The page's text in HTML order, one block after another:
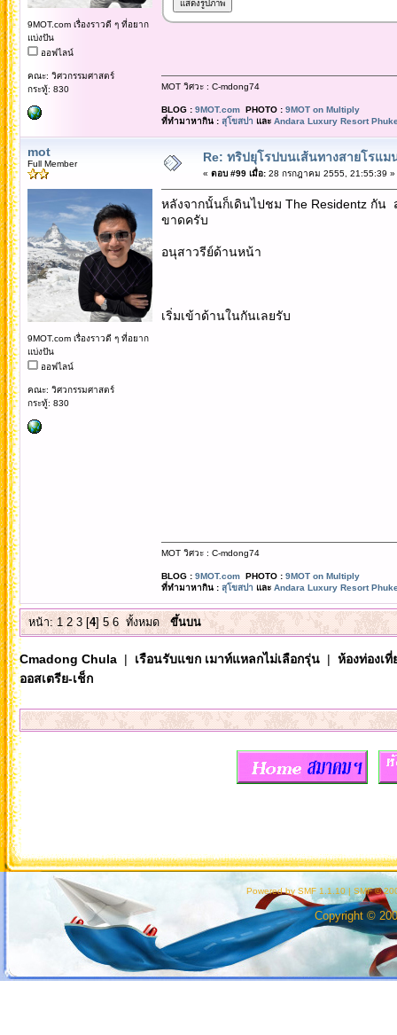
9MOT.com เรื่องราวดี ๆ ที่อยาก
แบ่งปัน
ออฟไลน์
คณะ: วิศวกรรมศาสตร์
กระทู้: 830
MOT วิศวะ : C-mdong74
BLOG : 9MOT.comPHOTO : 9MOT on Multiply
ที่ทำมาหากิน : สุโขสปา และ Andara Luxury Resort
mot
Full Member
9MOT.com เรื่องราวดี ๆ ที่อยาก
แบ่งปัน
ออฟไลน์
คณะ: วิศวกรรมศาสตร์
กระทู้: 830
Re: ทริปยุโรปบนเส้นทางสายโรแม
« ตอบ #99 เมื่อ:28 กรกฎาคม 2555, 21:55:39 »
หลังจากนั้นก็เดินไปชม The Residentz กั
ขาดครับ
อนุสาวรีย์ด้านหน้า
เริ่มเข้าด้านในกันเลยรับ
MOT วิศวะ : C-mdong74
BLOG : 9MOT.comPHOTO : 9MOT on Multiply
ที่ทำมาหากิน : สุโขสปา และ Andara Luxury Resort
หน้า:1 2 3[4]5 6 ทั้งหมด ขึ้นบน
Cmadong Chula| เรือนรับแขก เมาท์แหลกไม่เลือกรุ่น| ห้องท่องเ
ออสเตรีย-เช็ก
Powered by SMF 1.1.10 | SMF ©
Copyright ©